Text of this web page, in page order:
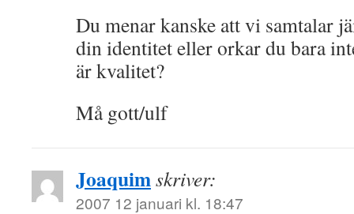
Du menar kanske att vi samtalar
din identitet eller orkar du bara
är kvalitet?
Må gott/ulf
Joaquimskriver:
2007 12 januari kl. 18:47